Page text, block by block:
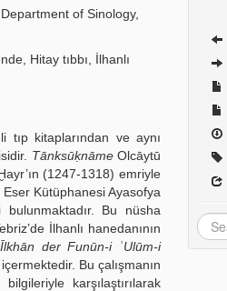
of Sinology,
Hitay tıbbı, İlhanlı
tıp kitaplarından ve aynı
TānksūḳnāmeOlcāytū
(1247-1318) emriyle
Kütüphanesi Ayasofya
Bu nüsha
İlhanlı hanedanının
der Funūn-i ʿUlūm-i
Bu çalışmanın
karşılaştırılarak